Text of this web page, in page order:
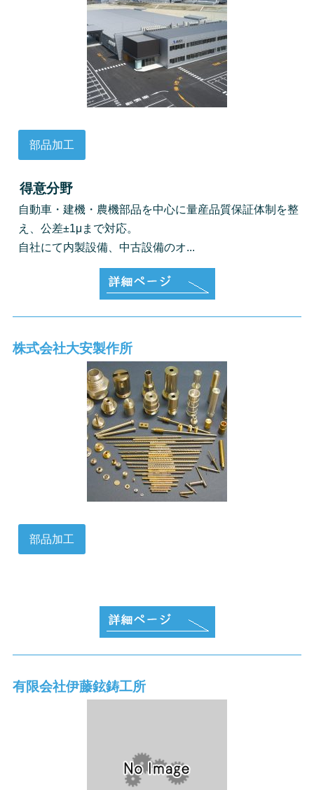
部品加工
得意分野
自動車・建機・農機部品を中心に量産品質保証体制を整
え、公差±1μまで対応。
自社にて内製設備、中古設備のオ...
株式会社大安製作所
部品加工
有限会社伊藤鉉鋳工所